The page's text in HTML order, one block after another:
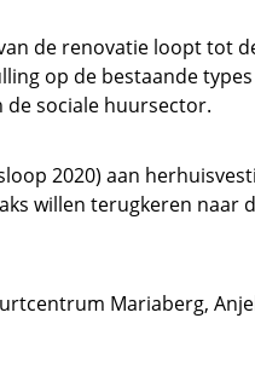
de renovatie loopt tot
op de bestaande
sociale huursector.
2020) aan
willen terugkeren naar
Mariaberg,